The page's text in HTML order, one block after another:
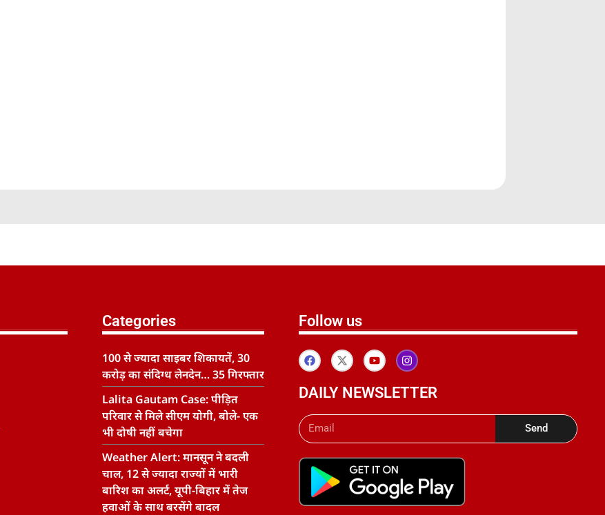
Categories
100 से ज्यादा साइबर शिकायतें, 30
करोड़ का संदिग्ध लेनदेन… 35 गिरफ्तार
Lalita Gautam Case: पीड़ित
परिवार से मिले सीएम योगी, बोले- एक
भी दोषी नहीं बचेगा
Weather Alert: मानसून ने बदली
चाल, 12 से ज्यादा राज्यों में भारी
बारिश का अलर्ट, यूपी-बिहार में तेज
हवाओं के साथ बरसेंगे बादल
Follow us
DAILY NEWSLETTER
Send